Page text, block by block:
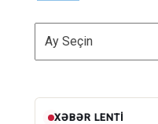
ARXİV
XƏBƏR LENTI